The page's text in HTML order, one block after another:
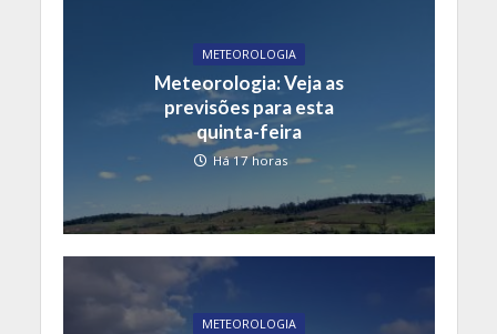
METEOROLOGIA
Meteorologia: Veja as
previsões para esta
quinta-feira
Há 17 horas
METEOROLOGIA